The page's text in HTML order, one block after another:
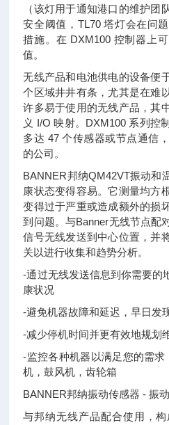
（该灯用于通知港口的维护团
安全阈值，TL70 塔灯会在问
措施。在 DXM100 控制器上
值。
无线产品和电池供电的设备便
个区域井井有条，尤其是在难
许多易于使用的无线产品，其
义 I/O 映射。DXM100 系列控
多达 47 个传感器或节点通信
的公司。
BANNER邦纳QM42VT振动和
康状态变得容易。它测量均方
变得过于严重或造成额外的损
到问题。与Banner无线节点配
信号无线发送到中心位置，并
关以进行收集和趋势分析。
-通过无线发送信息到你需要的
康状况
-避免机器故障和延迟，早日发
-减少停机时间并更有效地规划
-监控各种机器以满足您的需
机，鼓风机，齿轮箱
BANNER邦纳振动传感器 - 振
与邦纳无线产品配合使用，